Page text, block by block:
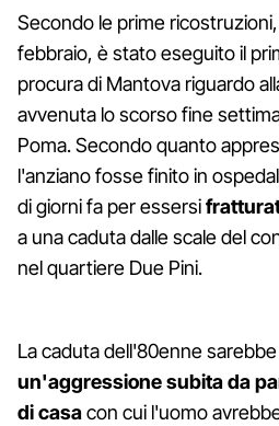
Secondo le prime
febbraio, è stato eseguito il
procura di Mantova riguardo
avvenuta lo scorso fine
Poma. Secondo quanto
l'anziano fosse finito in
di giorni fa per essersi
a una caduta dalle scale del
nel quartiere Due Pini.
La caduta dell'80enne
un'aggressione subita da
di casacon cui l'uomo